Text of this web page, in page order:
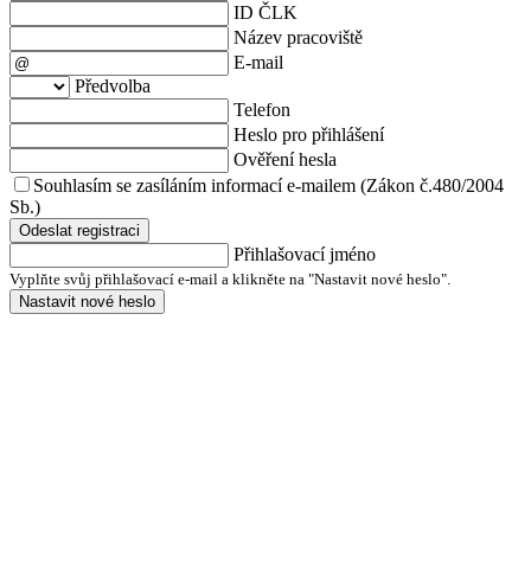
ID ČLK
Název pracoviště
E-mail
Předvolba
Telefon
Heslo pro přihlášení
Ověření hesla
Souhlasím se zasíláním informací e-mailem (Zákon č.480/2004
Sb.)
Odeslat registraci
Přihlašovací jméno
Vyplňte svůj přihlašovací e-mail a klikněte na "Nastavit nové heslo".
Nastavit nové heslo